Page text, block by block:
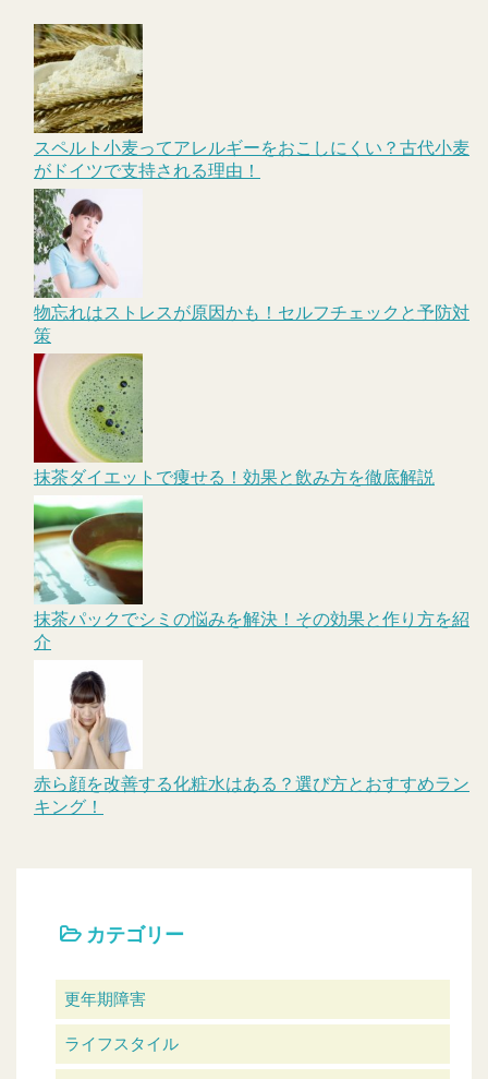
スペルト小麦ってアレルギーをおこしにくい？古代小麦
がドイツで支持される理由！
物忘れはストレスが原因かも！セルフチェックと予防対
策
抹茶ダイエットで痩せる！効果と飲み方を徹底解説
抹茶パックでシミの悩みを解決！その効果と作り方を紹
介
赤ら顔を改善する化粧水はある？選び方とおすすめラン
キング！
カテゴリー
更年期障害
ライフスタイル